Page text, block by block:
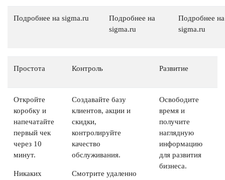
Подробнее на sigma.ru
Подробнее на
sigma.ru
Подробнее на
sigma.ru
Простота Контроль Развитие
Откройте
коробку и
напечатайте
первый чек
через 10
минут.
Никаких
Создавайте базу
клиентов, акции и
скидки,
контролируйте
качество
обслуживания.
Смотрите удаленно
Освободите
время и
получите
наглядную
информацию
для развития
бизнеса.